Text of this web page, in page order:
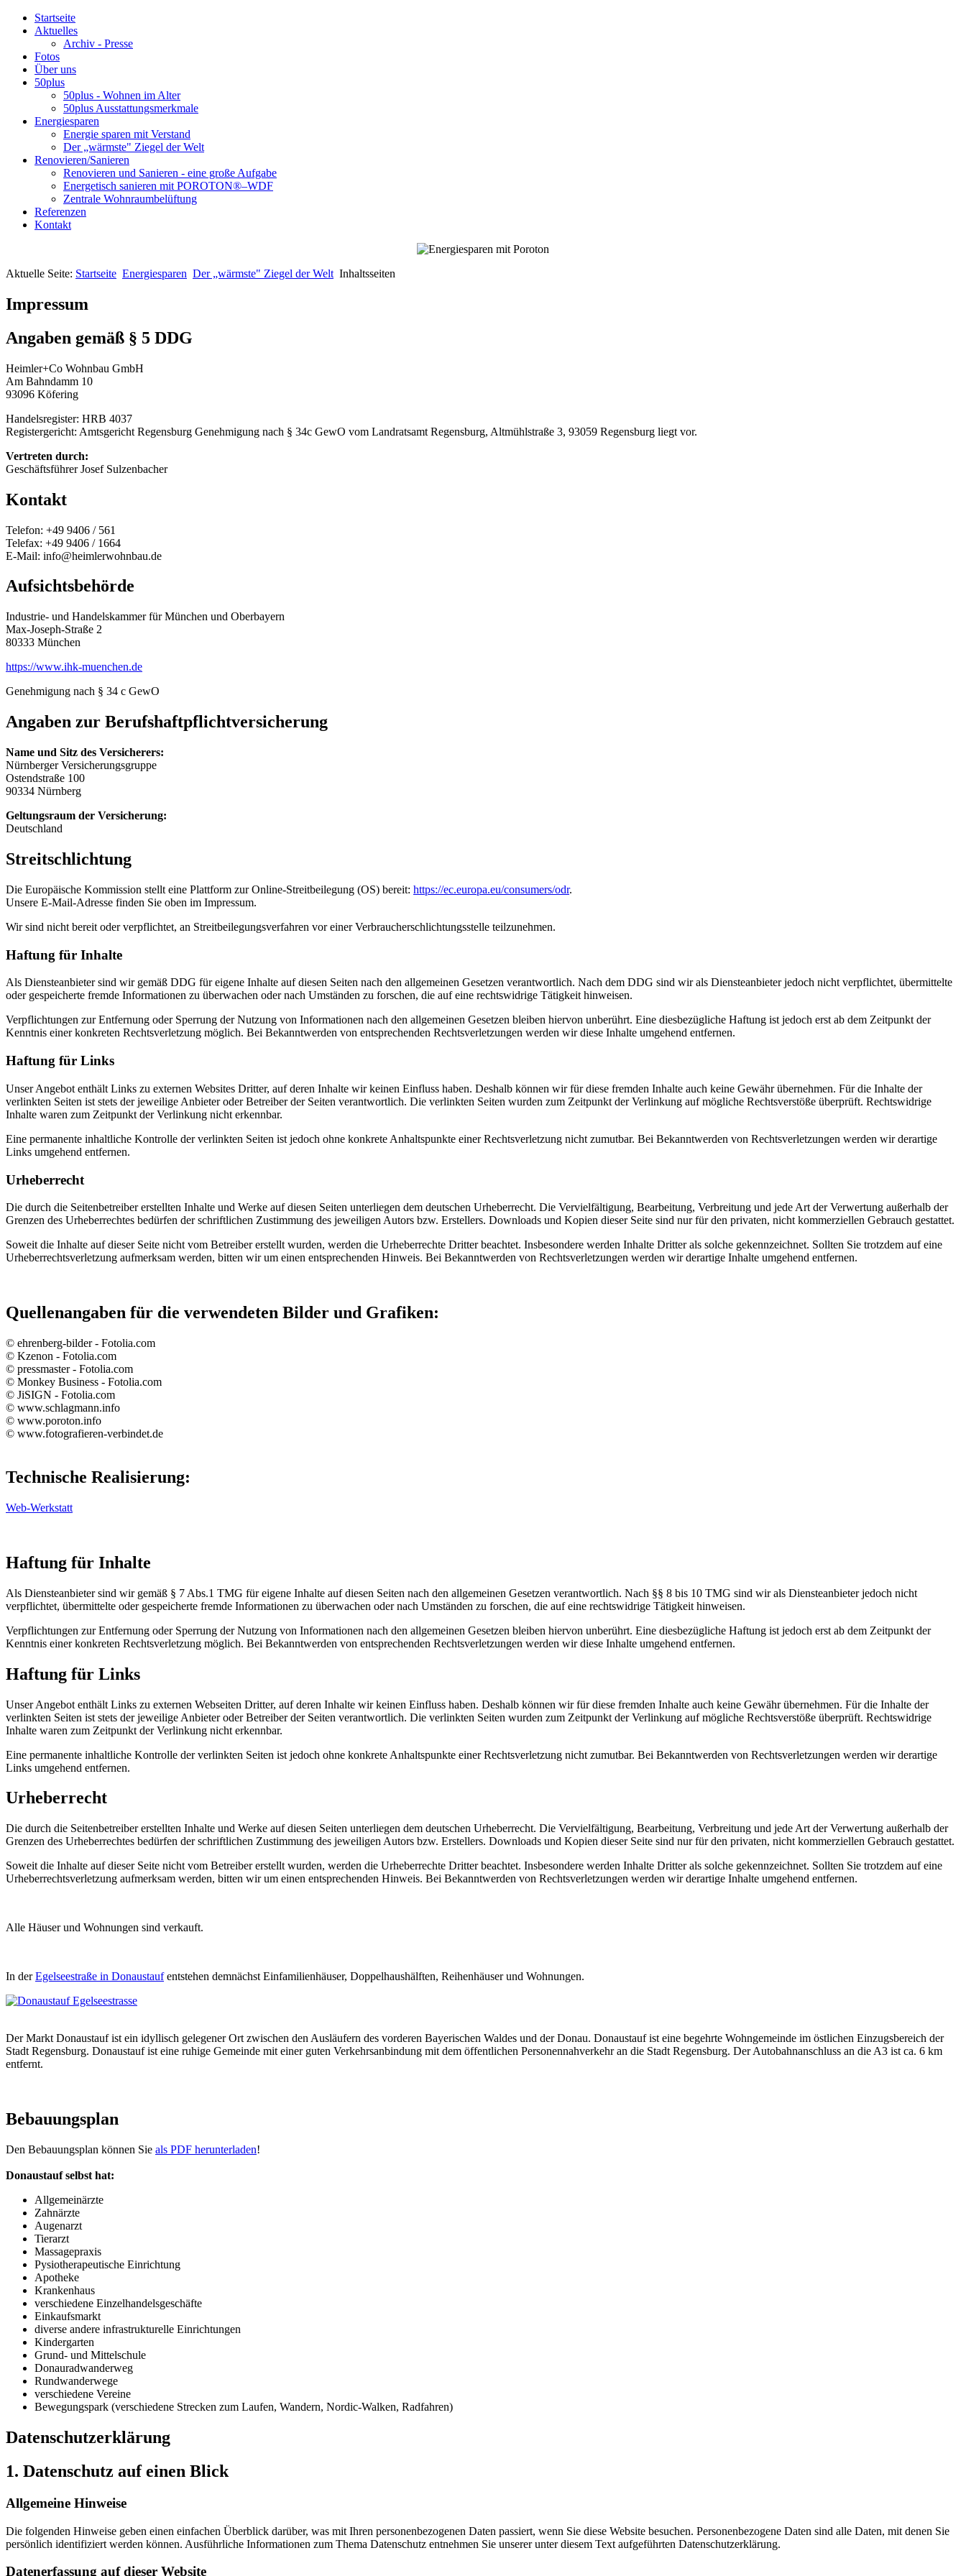
Startseite
Aktuelles
Archiv - Presse
Fotos
Über uns
50plus
50plus - Wohnen im Alter
50plus Ausstattungsmerkmale
Energiesparen
Energie sparen mit Verstand
Der „wärmste" Ziegel der Welt
Renovieren/Sanieren
Renovieren und Sanieren - eine große Aufgabe
Energetisch sanieren mit POROTON®–WDF
Zentrale Wohnraumbelüftung
Referenzen
Kontakt
Aktuelle Seite: Startseite Energiesparen Der „wärmste" Ziegel der Welt Inhaltsseiten
Impressum
Angaben gemäß § 5 DDG
Heimler+Co Wohnbau GmbH
Am Bahndamm 10
93096 Köfering
Handelsregister: HRB 4037
Registergericht: Amtsgericht Regensburg Genehmigung nach § 34c GewO vom Landratsamt Regensburg, Altmühlstraße 3, 93059 Regensburg liegt vor.
Vertreten durch:
Geschäftsführer Josef Sulzenbacher
Kontakt
Telefon: +49 9406 / 561
Telefax: +49 9406 / 1664
E-Mail: info@heimlerwohnbau.de
Aufsichtsbehörde
Industrie- und Handelskammer für München und Oberbayern
Max-Joseph-Straße 2
80333 München
https://www.ihk-muenchen.de
Genehmigung nach § 34 c GewO
Angaben zur Berufshaftpflichtversicherung
Name und Sitz des Versicherers:
Nürnberger Versicherungsgruppe
Ostendstraße 100
90334 Nürnberg
Geltungsraum der Versicherung:
Deutschland
Streitschlichtung
Die Europäische Kommission stellt eine Plattform zur Online-Streitbeilegung (OS) bereit: https://ec.europa.eu/consumers/odr.
Unsere E-Mail-Adresse finden Sie oben im Impressum.
Wir sind nicht bereit oder verpflichtet, an Streitbeilegungsverfahren vor einer Verbraucherschlichtungsstelle teilzunehmen.
Haftung für Inhalte
Als Diensteanbieter sind wir gemäß DDG für eigene Inhalte auf diesen Seiten nach den allgemeinen Gesetzen verantwortlich. Nach dem DDG sind wir als Diensteanbieter jedoch nicht verpflichtet, übermittelte
oder gespeicherte fremde Informationen zu überwachen oder nach Umständen zu forschen, die auf eine rechtswidrige Tätigkeit hinweisen.
Verpflichtungen zur Entfernung oder Sperrung der Nutzung von Informationen nach den allgemeinen Gesetzen bleiben hiervon unberührt. Eine diesbezügliche Haftung ist jedoch erst ab dem Zeitpunkt der
Kenntnis einer konkreten Rechtsverletzung möglich. Bei Bekanntwerden von entsprechenden Rechtsverletzungen werden wir diese Inhalte umgehend entfernen.
Haftung für Links
Unser Angebot enthält Links zu externen Websites Dritter, auf deren Inhalte wir keinen Einfluss haben. Deshalb können wir für diese fremden Inhalte auch keine Gewähr übernehmen. Für die Inhalte der
verlinkten Seiten ist stets der jeweilige Anbieter oder Betreiber der Seiten verantwortlich. Die verlinkten Seiten wurden zum Zeitpunkt der Verlinkung auf mögliche Rechtsverstöße überprüft. Rechtswidrige
Inhalte waren zum Zeitpunkt der Verlinkung nicht erkennbar.
Eine permanente inhaltliche Kontrolle der verlinkten Seiten ist jedoch ohne konkrete Anhaltspunkte einer Rechtsverletzung nicht zumutbar. Bei Bekanntwerden von Rechtsverletzungen werden wir derartige
Links umgehend entfernen.
Urheberrecht
Die durch die Seitenbetreiber erstellten Inhalte und Werke auf diesen Seiten unterliegen dem deutschen Urheberrecht. Die Vervielfältigung, Bearbeitung, Verbreitung und jede Art der Verwertung außerhalb der
Grenzen des Urheberrechtes bedürfen der schriftlichen Zustimmung des jeweiligen Autors bzw. Erstellers. Downloads und Kopien dieser Seite sind nur für den privaten, nicht kommerziellen Gebrauch gestattet.
Soweit die Inhalte auf dieser Seite nicht vom Betreiber erstellt wurden, werden die Urheberrechte Dritter beachtet. Insbesondere werden Inhalte Dritter als solche gekennzeichnet. Sollten Sie trotzdem auf eine
Urheberrechtsverletzung aufmerksam werden, bitten wir um einen entsprechenden Hinweis. Bei Bekanntwerden von Rechtsverletzungen werden wir derartige Inhalte umgehend entfernen.
Quellenangaben für die verwendeten Bilder und Grafiken:
© ehrenberg-bilder - Fotolia.com
© Kzenon - Fotolia.com
© pressmaster - Fotolia.com
© Monkey Business - Fotolia.com
© JiSIGN - Fotolia.com
© www.schlagmann.info
© www.poroton.info
© www.fotografieren-verbindet.de
Technische Realisierung:
Web-Werkstatt
Haftung für Inhalte
Als Diensteanbieter sind wir gemäß § 7 Abs.1 TMG für eigene Inhalte auf diesen Seiten nach den allgemeinen Gesetzen verantwortlich. Nach §§ 8 bis 10 TMG sind wir als Diensteanbieter jedoch nicht
verpflichtet, übermittelte oder gespeicherte fremde Informationen zu überwachen oder nach Umständen zu forschen, die auf eine rechtswidrige Tätigkeit hinweisen.
Verpflichtungen zur Entfernung oder Sperrung der Nutzung von Informationen nach den allgemeinen Gesetzen bleiben hiervon unberührt. Eine diesbezügliche Haftung ist jedoch erst ab dem Zeitpunkt der
Kenntnis einer konkreten Rechtsverletzung möglich. Bei Bekanntwerden von entsprechenden Rechtsverletzungen werden wir diese Inhalte umgehend entfernen.
Haftung für Links
Unser Angebot enthält Links zu externen Webseiten Dritter, auf deren Inhalte wir keinen Einfluss haben. Deshalb können wir für diese fremden Inhalte auch keine Gewähr übernehmen. Für die Inhalte der
verlinkten Seiten ist stets der jeweilige Anbieter oder Betreiber der Seiten verantwortlich. Die verlinkten Seiten wurden zum Zeitpunkt der Verlinkung auf mögliche Rechtsverstöße überprüft. Rechtswidrige
Inhalte waren zum Zeitpunkt der Verlinkung nicht erkennbar.
Eine permanente inhaltliche Kontrolle der verlinkten Seiten ist jedoch ohne konkrete Anhaltspunkte einer Rechtsverletzung nicht zumutbar. Bei Bekanntwerden von Rechtsverletzungen werden wir derartige
Links umgehend entfernen.
Urheberrecht
Die durch die Seitenbetreiber erstellten Inhalte und Werke auf diesen Seiten unterliegen dem deutschen Urheberrecht. Die Vervielfältigung, Bearbeitung, Verbreitung und jede Art der Verwertung außerhalb der
Grenzen des Urheberrechtes bedürfen der schriftlichen Zustimmung des jeweiligen Autors bzw. Erstellers. Downloads und Kopien dieser Seite sind nur für den privaten, nicht kommerziellen Gebrauch gestattet.
Soweit die Inhalte auf dieser Seite nicht vom Betreiber erstellt wurden, werden die Urheberrechte Dritter beachtet. Insbesondere werden Inhalte Dritter als solche gekennzeichnet. Sollten Sie trotzdem auf eine
Urheberrechtsverletzung aufmerksam werden, bitten wir um einen entsprechenden Hinweis. Bei Bekanntwerden von Rechtsverletzungen werden wir derartige Inhalte umgehend entfernen.
Alle Häuser und Wohnungen sind verkauft.
In derEgelseestraße in Donaustaufentstehen demnächst Einfamilienhäuser, Doppelhaushälften, Reihenhäuser und Wohnungen.
Der Markt Donaustauf ist ein idyllisch gelegener Ort zwischen den Ausläufern des vorderen Bayerischen Waldes und der Donau. Donaustauf ist eine begehrte Wohngemeinde im östlichen Einzugsbereich der
Stadt Regensburg. Donaustauf ist eine ruhige Gemeinde mit einer guten Verkehrsanbindung mit dem öffentlichen Personennahverkehr an die Stadt Regensburg. Der Autobahnanschluss an die A3 ist ca. 6 km
entfernt.
Bebauungsplan
Den Bebauungsplan können Sie als PDF herunterladen!
Donaustauf selbst hat:
Allgemeinärzte
Zahnärzte
Augenarzt
Tierarzt
Massagepraxis
Pysiotherapeutische Einrichtung
Apotheke
Krankenhaus
verschiedene Einzelhandelsgeschäfte
Einkaufsmarkt
diverse andere infrastrukturelle Einrichtungen
Kindergarten
Grund- und Mittelschule
Donauradwanderweg
Rundwanderwege
verschiedene Vereine
Bewegungspark (verschiedene Strecken zum Laufen, Wandern, Nordic-Walken, Radfahren)
Datenschutz­erklärung
1. Datenschutz auf einen Blick
Allgemeine Hinweise
Die folgenden Hinweise geben einen einfachen Überblick darüber, was mit Ihren personenbezogenen Daten passiert, wenn Sie diese Website besuchen. Personenbezogene Daten sind alle Daten, mit denen Sie
persönlich identifiziert werden können. Ausführliche Informationen zum Thema Datenschutz entnehmen Sie unserer unter diesem Text aufgeführten Datenschutzerklärung.
Datenerfassung auf dieser Website